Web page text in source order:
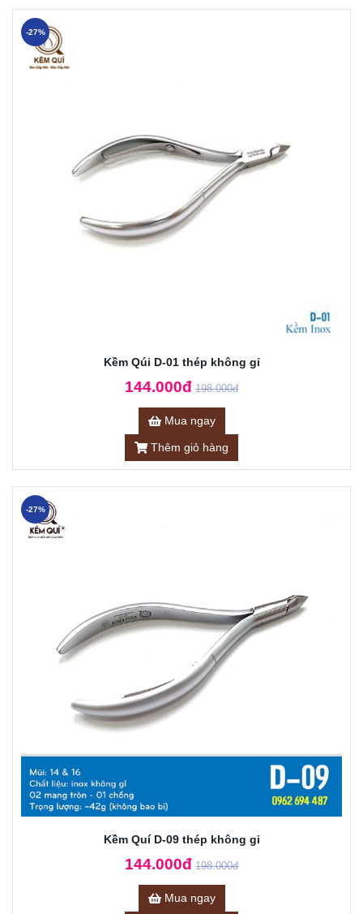
Kềm Qúi D-01 thép không gỉ
144.000đ 198.000đ
-27%
Mua ngay
Thêm giỏ hàng
Kềm Quí D-09 thép không gỉ
144.000đ 198.000đ
-27%
Mua ngay